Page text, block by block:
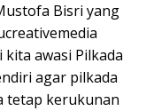
Bisri yang
awasi Pilkada
agar pilkada
tetap kerukunan